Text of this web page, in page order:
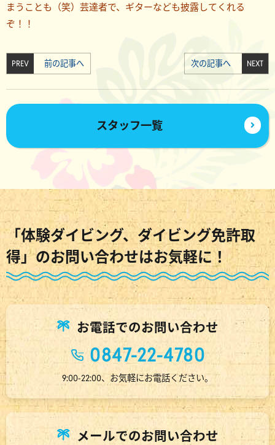
まうことも（笑）芸達者で、ギターなども披露してくれる
ぞ！！
PREV 前の記事へ NEXT
次の記事へ
スタッフ一覧
「体験ダイビング、ダイビング免許取
得」のお問い合わせはお気軽に！
お電話でのお問い合わせ
0847-22-4780
9:00-22:00、お気軽にお電話ください。
メールでのお問い合わせ